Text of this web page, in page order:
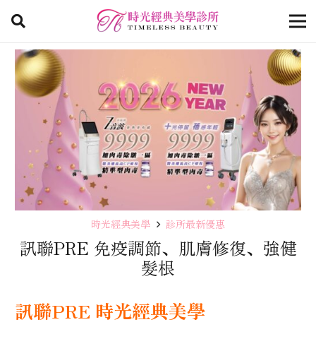
時光經典美學 診所最新優惠
訊聯PRE 免疫調節、肌膚修復、強健
髮根
訊聯PRE 時光經典美學